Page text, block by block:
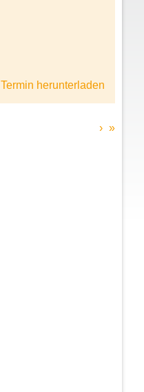
Termin herunterladen
› »